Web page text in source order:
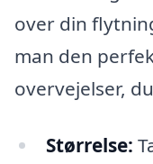
over din
man den
overvejelser,
Størrelse: